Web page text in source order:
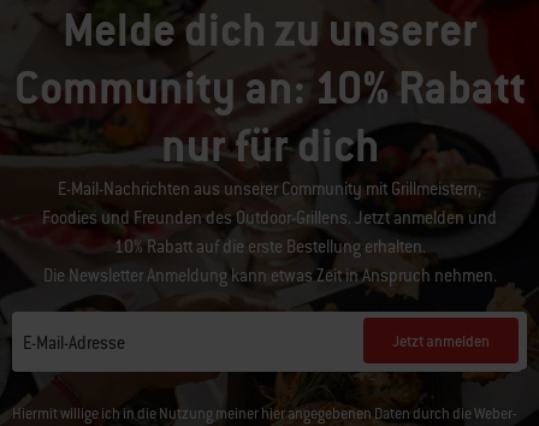
Melde dich zu unserer
Community an: 10% Rabatt
nur für dich
E-Mail-Nachrichten aus unserer Community mit Grillmeistern,
Foodies und Freunden des Outdoor-Grillens. Jetzt anmelden und
10% Rabatt auf die erste Bestellung erhalten.
Die Newsletter Anmeldung kann etwas Zeit in Anspruch nehmen.
E-Mail-Adresse Jetzt anmelden
Hiermit willige ich in die Nutzung meiner hier angegebenen Daten durch die Weber-